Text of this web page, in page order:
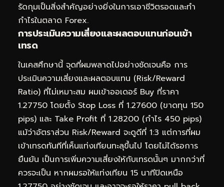
รัดกุมเป็นสิ่งสำคัญอย่างยิ่งในการเอาชีวิตรอดและทำ
กำไรในตลาด Forex.
การประเมินความเสี่ยงและผลตอบแทนก่อนเข้า
เทรด
ในเคสศึกษานี้ จุดที่ผมพลาดไปอย่างชัดเจนคือ การ
ประเมินความเสี่ยงและผลตอบแทน (Risk/Reward
Ratio) ที่ไม่เหมาะสม ผมเข้าออเดอร์ Buy ที่ราคา
1.27750 โดยตั้ง Stop Loss ที่ 1.27600 (ขาดทุน 150
pips) และ Take Profit ที่ 1.28200 (กำไร 450 pips)
แม้ว่าอัตราส่วน Risk/Reward จะดูดีที่ 1:3 แต่การที่ผม
เข้าเทรดทันทีที่เห็นแท่งเทียนทะลุขึ้นไป โดยไม่ได้รอการ
ยืนยัน เป็นการเพิ่มความเสี่ยงให้กับเทรดนั้นๆ มากกว่าที่
ควรจะเป็น หากผมรอให้แท่งเทียน 15 นาทีปิดเหนือ